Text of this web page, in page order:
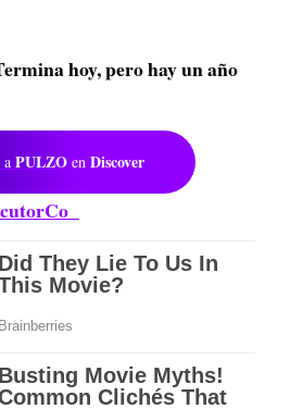
hoy, pero hay un año
a PULZO en Discover